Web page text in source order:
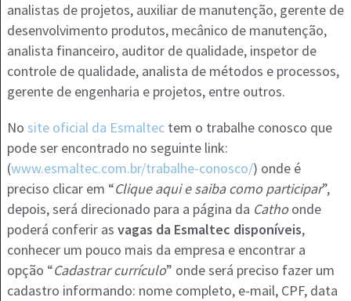
analistas de projetos, auxiliar de manutenção, gerente de
desenvolvimento produtos, mecânico de manutenção,
analista financeiro, auditor de qualidade, inspetor de
controle de qualidade, analista de métodos e processos,
gerente de engenharia e projetos, entre outros.
No site oficial da Esmaltectem o trabalhe conosco que
pode ser encontrado no seguinte link:
(www.esmaltec.com.br/trabalhe-conosco/) onde é
preciso clicar em “Clique aqui e saiba como participar”,
depois, será direcionado para a página da Cathoonde
poderá conferir as vagas da Esmaltec disponíveis,
conhecer um pouco mais da empresa e encontrar a
opção “Cadastrar currículo” onde será preciso fazer um
cadastro informando: nome completo, e-mail, CPF, data